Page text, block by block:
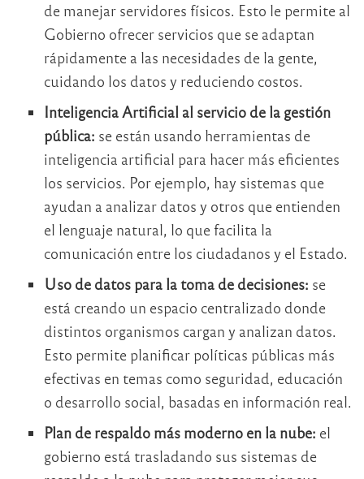
de manejar servidores físicos. Esto le permite al
Gobierno ofrecer servicios que se adaptan
rápidamente a las necesidades de la gente,
cuidando los datos y reduciendo costos.
Inteligencia Artificial al servicio de la gestión
pública: se están usando herramientas de
inteligencia artificial para hacer más eficientes
los servicios. Por ejemplo, hay sistemas que
ayudan a analizar datos y otros que entienden
el lenguaje natural, lo que facilita la
comunicación entre los ciudadanos y el Estado.
Uso de datos para la toma de decisiones: se
está creando un espacio centralizado donde
distintos organismos cargan y analizan datos.
Esto permite planificar políticas públicas más
efectivas en temas como seguridad, educación
o desarrollo social, basadas en información real.
Plan de respaldo más moderno en la nube: el
gobierno está trasladando sus sistemas de